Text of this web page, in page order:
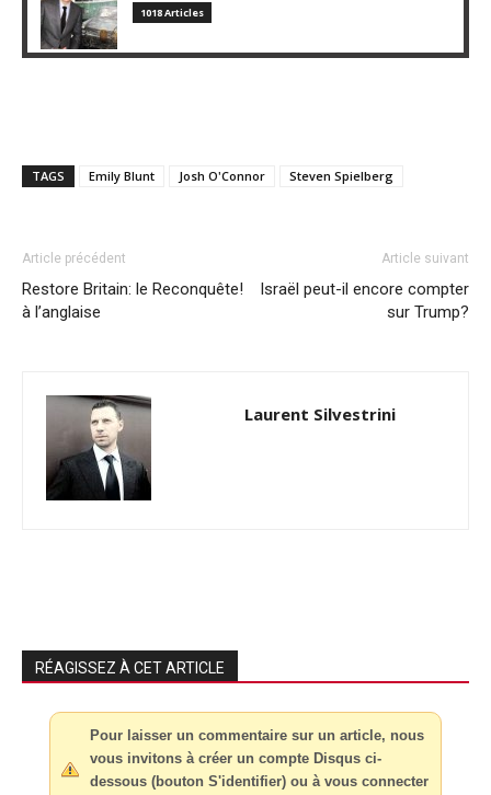
1018 Articles
TAGS Emily Blunt Josh O'Connor Steven Spielberg
Article précédent
Restore Britain: le Reconquête!
à l’anglaise
Article suivant
Israël peut-il encore compter
sur Trump?
Laurent Silvestrini
RÉAGISSEZ À CET ARTICLE
Pour laisser un commentaire sur un article, nous
vous invitons à créer un compte Disqus ci-
dessous (bouton S'identifier) ou à vous connecter